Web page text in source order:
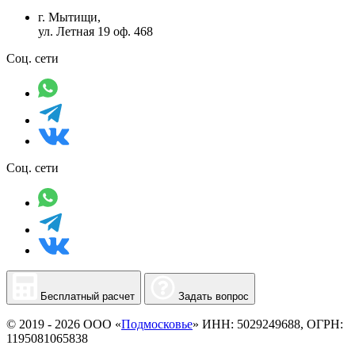
г. Мытищи,
ул. Летная 19 оф. 468
Соц. сети
Соц. сети
Бесплатный расчет Задать вопрос
© 2019 - 2026 ООО «Подмосковье» ИНН: 5029249688, ОГРН:
1195081065838